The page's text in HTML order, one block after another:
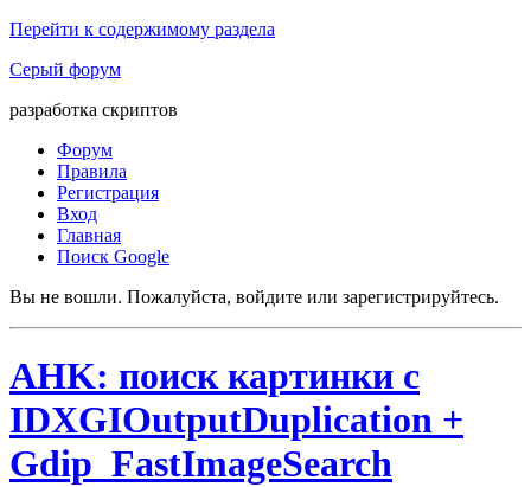
Перейти к содержимому раздела
Серый форум
разработка скриптов
Форум
Правила
Регистрация
Вход
Главная
Поиск Google
Вы не вошли. Пожалуйста, войдите или зарегистрируйтесь.
AHK: поиск картинки с
IDXGIOutputDuplication +
Gdip_FastImageSearch